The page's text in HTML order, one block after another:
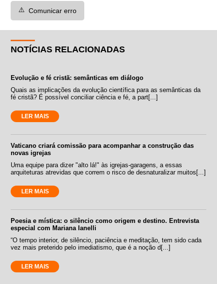
⚠️ Comunicar erro
NOTÍCIAS RELACIONADAS
Evolução e fé cristã: semânticas em diálogo
Quais as implicações da evolução científica para as semânticas da
fé cristã? É possível conciliar ciência e fé, a part[...]
LER MAIS
Vaticano criará comissão para acompanhar a construção das
novas igrejas
Uma equipe para dizer "alto lá!" às igrejas-garagens, a essas
arquiteturas atrevidas que correm o risco de desnaturalizar muitos[...]
LER MAIS
Poesia e mística: o silêncio como origem e destino. Entrevista
especial com Mariana Ianelli
“O tempo interior, de silêncio, paciência e meditação, tem sido cada
vez mais preterido pelo imediatismo, que é a noção d[...]
LER MAIS